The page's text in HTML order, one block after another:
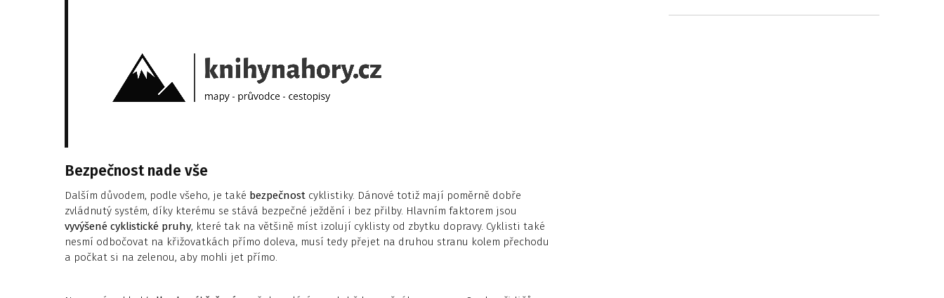
Bezpečnost nade vše
Dalším důvodem, podle všeho, je také bezpečnost cyklistiky. Dánové totiž mají poměrně dobře
zvládnutý systém, díky kterému se stává bezpečné ježdění i bez přilby. Hlavním faktorem jsou
vyvýšené cyklistické pruhy, které tak na většině míst izolují cyklisty od zbytku dopravy. Cyklisti také
nesmí odbočovat na křižovatkách přímo doleva, musí tedy přejet na druhou stranu kolem přechodu
a počkat si na zelenou, aby mohli jet přímo.